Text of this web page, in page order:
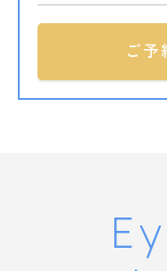
ご予